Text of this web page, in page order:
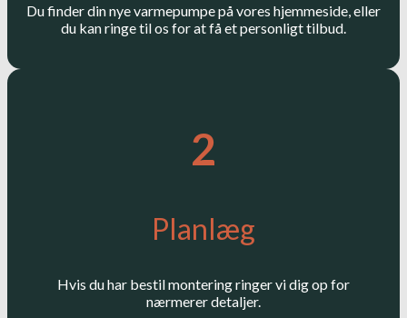
Du finder din nye varmepumpe på vores hjemmeside, eller
du kan ringe til os for at få et personligt tilbud.
2
Planlæg
Hvis du har bestil montering ringer vi dig op for
nærmerer detaljer.